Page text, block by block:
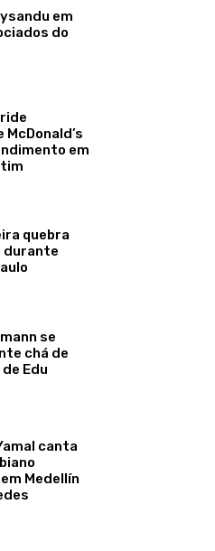
em
do
em
quebra
durante
se
chá de
Edu
canta
Medellín